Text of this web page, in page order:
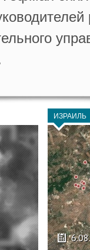
ИЗРАИЛЬ